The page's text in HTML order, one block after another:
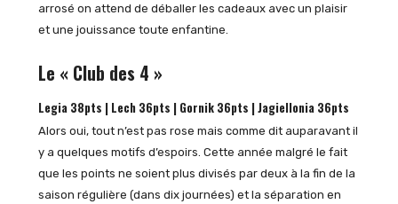
arrosé on attend de déballer les cadeaux avec un plaisir
et une jouissance toute enfantine.
Le « Club des 4 »
Legia 38pts | Lech 36pts | Gornik 36pts | Jagiellonia 36pts
Alors oui, tout n’est pas rose mais comme dit auparavant il
y a quelques motifs d’espoirs. Cette année malgré le fait
que les points ne soient plus divisés par deux à la fin de la
saison régulière (dans dix journées) et la séparation en